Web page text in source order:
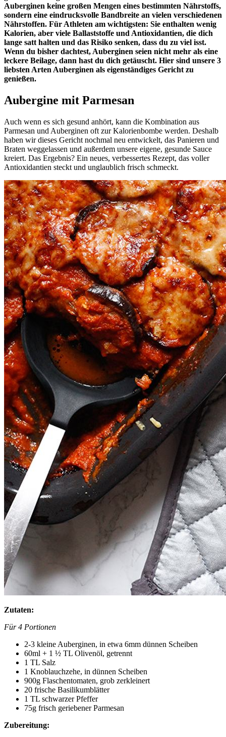
Auberginen keine großen Mengen eines bestimmten Nährstoffs,
sondern eine eindrucksvolle Bandbreite an vielen verschiedenen
Nährstoffen. Für Athleten am wichtigsten: Sie enthalten wenig
Kalorien, aber viele Ballaststoffe und Antioxidantien, die dich
lange satt halten und das Risiko senken, dass du zu viel isst.
Wenn du bisher dachtest, Auberginen seien nicht mehr als eine
leckere Beilage, dann hast du dich getäuscht. Hier sind unsere 3
liebsten Arten Auberginen als eigenständiges Gericht zu
genießen.
Aubergine mit Parmesan
Auch wenn es sich gesund anhört, kann die Kombination aus
Parmesan und Auberginen oft zur Kalorienbombe werden. Deshalb
haben wir dieses Gericht nochmal neu entwickelt, das Panieren und
Braten weggelassen und außerdem unsere eigene, gesunde Sauce
kreiert. Das Ergebnis? Ein neues, verbessertes Rezept, das voller
Antioxidantien steckt und unglaublich frisch schmeckt.
Zutaten:
Für 4 Portionen
2-3 kleine Auberginen, in etwa 6mm dünnen Scheiben
60ml + 1 ½ TL Olivenöl, getrennt
1 TL Salz
1 Knoblauchzehe, in dünnen Scheiben
900g Flaschentomaten, grob zerkleinert
20 frische Basilikumblätter
1 TL schwarzer Pfeffer
75g frisch geriebener Parmesan
Zubereitung: